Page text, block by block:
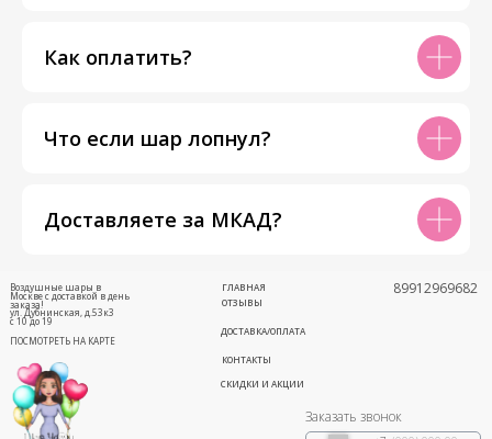
Как оплатить?
Что если шар лопнул?
Доставляете за МКАД?
ул. Дубнинская, д.53к3
с 10 до 19
ПОСМОТРЕТЬ НА КАРТЕ
ОТЗЫВЫ
ГЛАВНАЯ
ДОСТАВКА/ОПЛАТА
СКИДКИ И АКЦИИ
КОНТАКТЫ
89912969682
Воздушные шары в
Москве с доставкой в день
заказа!
Заказать звонок